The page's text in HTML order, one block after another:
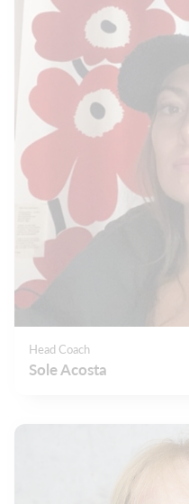
Head Coach
Sole Acosta